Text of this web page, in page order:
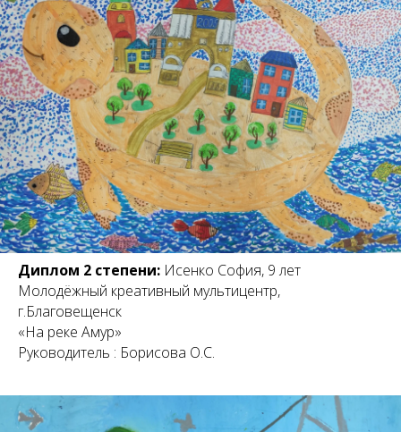
Диплом 2 степени: Исенко София, 9 лет
Молодёжный креативный мультицентр,
г.Благовещенск
«На реке Амур»
Руководитель : Борисова О.С.